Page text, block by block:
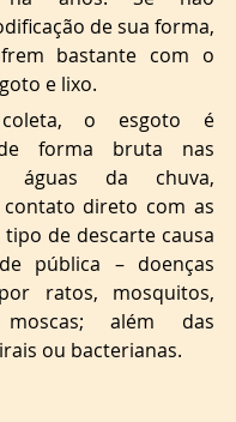
de sua forma,
bastante com o
e lixo.
o esgoto é
forma bruta nas
águas da chuva,
direto com as
tipo de descarte causa
pública – doenças
ratos, mosquitos,
além das
ou bacterianas.